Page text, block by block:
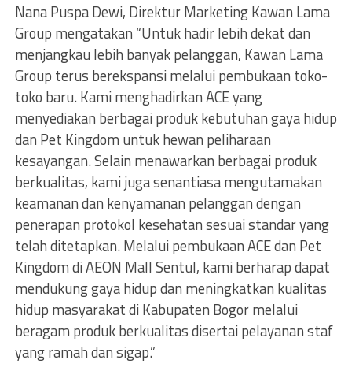
Nana Puspa Dewi, Direktur Marketing Kawan Lama
Group mengatakan “Untuk hadir lebih dekat dan
menjangkau lebih banyak pelanggan, Kawan Lama
Group terus berekspansi melalui pembukaan toko-
toko baru. Kami menghadirkan ACE yang
menyediakan berbagai produk kebutuhan gaya hidup
dan Pet Kingdom untuk hewan peliharaan
kesayangan. Selain menawarkan berbagai produk
berkualitas, kami juga senantiasa mengutamakan
keamanan dan kenyamanan pelanggan dengan
penerapan protokol kesehatan sesuai standar yang
telah ditetapkan. Melalui pembukaan ACE dan Pet
Kingdom di AEON Mall Sentul, kami berharap dapat
mendukung gaya hidup dan meningkatkan kualitas
hidup masyarakat di Kabupaten Bogor melalui
beragam produk berkualitas disertai pelayanan staf
yang ramah dan sigap.”